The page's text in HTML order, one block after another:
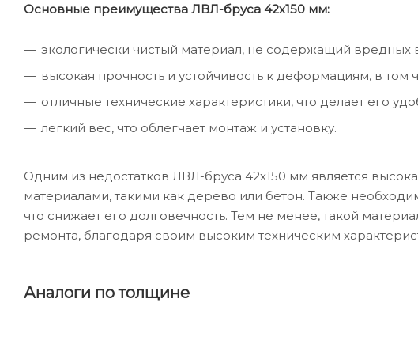
Основные преимущества ЛВЛ-бруса 42х150 мм:
экологически чистый материал, не содержащий вредных
высокая прочность и устойчивость к деформациям, в том
отличные технические характеристики, что делает его
легкий вес, что облегчает монтаж и установку.
Одним из недостатков ЛВЛ-бруса 42х150 мм является
материалами, такими как дерево или бетон. Также
что снижает его долговечность. Тем не менее, такой
ремонта, благодаря своим высоким техническим
Аналоги по толщине